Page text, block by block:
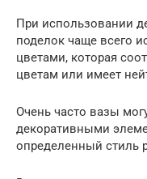
При использовании
поделок чаще всего
цветами, которая
цветам или имеет
Очень часто вазы
декоративными
определенный стиль